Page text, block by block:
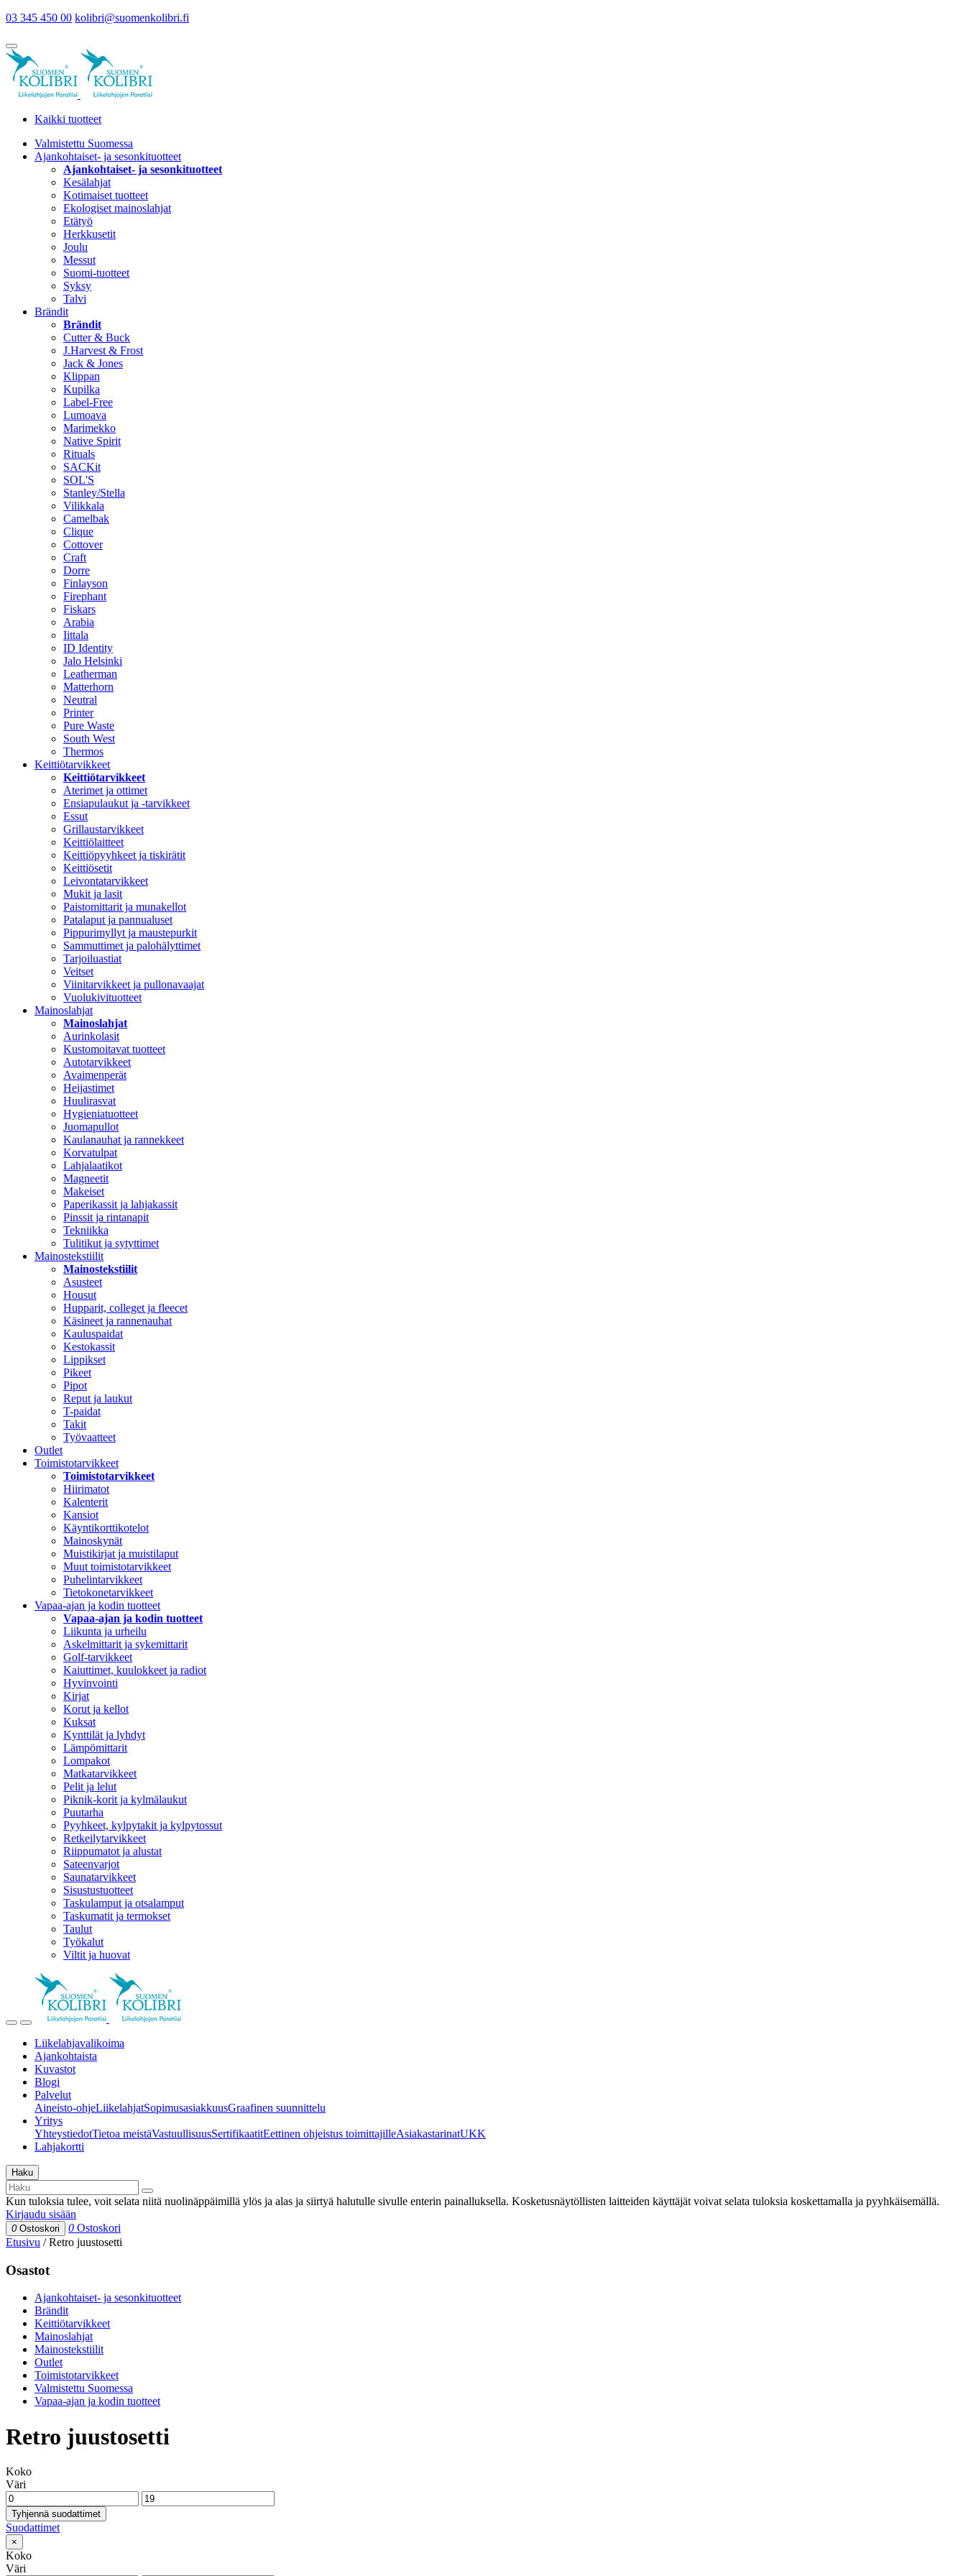
03 345 450 00 kolibri@suomenkolibri.fi
Kaikki tuotteet
Valmistettu Suomessa
Ajankohtaiset- ja sesonkituotteet
Ajankohtaiset- ja sesonkituotteet
Kesälahjat
Kotimaiset tuotteet
Ekologiset mainoslahjat
Etätyö
Herkkusetit
Joulu
Messut
Suomi-tuotteet
Syksy
Talvi
Brändit
Brändit
Cutter & Buck
J.Harvest & Frost
Jack & Jones
Klippan
Kupilka
Label-Free
Lumoava
Marimekko
Native Spirit
Rituals
SACKit
SOL'S
Stanley/Stella
Vilikkala
Camelbak
Clique
Cottover
Craft
Dorre
Finlayson
Firephant
Fiskars
Arabia
Iittala
ID Identity
Jalo Helsinki
Leatherman
Matterhorn
Neutral
Printer
Pure Waste
South West
Thermos
Keittiötarvikkeet
Keittiötarvikkeet
Aterimet ja ottimet
Ensiapulaukut ja -tarvikkeet
Essut
Grillaustarvikkeet
Keittiölaitteet
Keittiöpyyhkeet ja tiskirätit
Keittiösetit
Leivontatarvikkeet
Mukit ja lasit
Paistomittarit ja munakellot
Patalaput ja pannualuset
Pippurimyllyt ja maustepurkit
Sammuttimet ja palohälyttimet
Tarjoiluastiat
Veitset
Viinitarvikkeet ja pullonavaajat
Vuolukivituotteet
Mainoslahjat
Mainoslahjat
Aurinkolasit
Kustomoitavat tuotteet
Autotarvikkeet
Avaimenperät
Heijastimet
Huulirasvat
Hygieniatuotteet
Juomapullot
Kaulanauhat ja rannekkeet
Korvatulpat
Lahjalaatikot
Magneetit
Makeiset
Paperikassit ja lahjakassit
Pinssit ja rintanapit
Tekniikka
Tulitikut ja sytyttimet
Mainostekstiilit
Mainostekstiilit
Asusteet
Housut
Hupparit, colleget ja fleecet
Käsineet ja rannenauhat
Kauluspaidat
Kestokassit
Lippikset
Pikeet
Pipot
Reput ja laukut
T-paidat
Takit
Työvaatteet
Outlet
Toimistotarvikkeet
Toimistotarvikkeet
Hiirimatot
Kalenterit
Kansiot
Käyntikorttikotelot
Mainoskynät
Muistikirjat ja muistilaput
Muut toimistotarvikkeet
Puhelintarvikkeet
Tietokonetarvikkeet
Vapaa-ajan ja kodin tuotteet
Vapaa-ajan ja kodin tuotteet
Liikunta ja urheilu
Askelmittarit ja sykemittarit
Golf-tarvikkeet
Kaiuttimet, kuulokkeet ja radiot
Hyvinvointi
Kirjat
Korut ja kellot
Kuksat
Kynttilät ja lyhdyt
Lämpömittarit
Lompakot
Matkatarvikkeet
Pelit ja lelut
Piknik-korit ja kylmälaukut
Puutarha
Pyyhkeet, kylpytakit ja kylpytossut
Retkeilytarvikkeet
Riippumatot ja alustat
Sateenvarjot
Saunatarvikkeet
Sisustustuotteet
Taskulamput ja otsalamput
Taskumatit ja termokset
Taulut
Työkalut
Viltit ja huovat
Liikelahjavalikoima
Ajankohtaista
Kuvastot
Blogi
Palvelut
Aineisto-ohjeLiikelahjatSopimusasiakkuusGraafinen suunnittelu
Yritys
YhteystiedotTietoa meistäVastuullisuusSertifikaatitEettinen ohjeistus toimittajilleAsiakastarinatUKK
Lahjakortti
Haku
Kun tuloksia tulee, voit selata niitä nuolinäppäimillä ylös ja alas ja siirtyä halutulle sivulle enterin painalluksella. Kosketusnäytöllisten laitteiden käyttäjät voivat selata tuloksia koskettamalla ja pyyhkäisemällä.
Kirjaudu sisään
0 Ostoskori 0 Ostoskori
Etusivu /Retro juustosetti
Osastot
Ajankohtaiset- ja sesonkituotteet
Brändit
Keittiötarvikkeet
Mainoslahjat
Mainostekstiilit
Outlet
Toimistotarvikkeet
Valmistettu Suomessa
Vapaa-ajan ja kodin tuotteet
Retro juustosetti
Koko
Väri
Tyhjennä suodattimet
Suodattimet
×
Koko
Väri